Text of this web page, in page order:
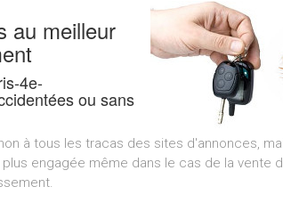
au meilleur
4e-
ou sans
à tous les tracas des sites d'annonces,
engagée même dans le cas de la vente